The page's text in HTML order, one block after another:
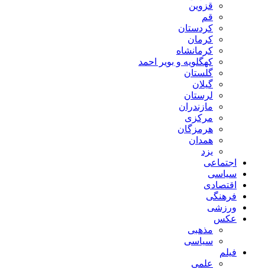
قزوین
قم
کردستان
کرمان
کرمانشاه
کهگلویه و بویر احمد
گلستان
گیلان
لرستان
مازندران
مرکزی
هرمزگان
همدان
یزد
اجتماعی
سیاسی
اقتصادی
فرهنگی
ورزشی
عکس
مذهبی
سیاسی
فیلم
علمی